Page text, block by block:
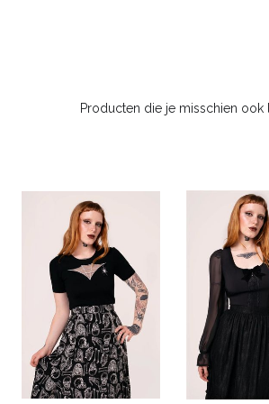
Producten die je misschien ook